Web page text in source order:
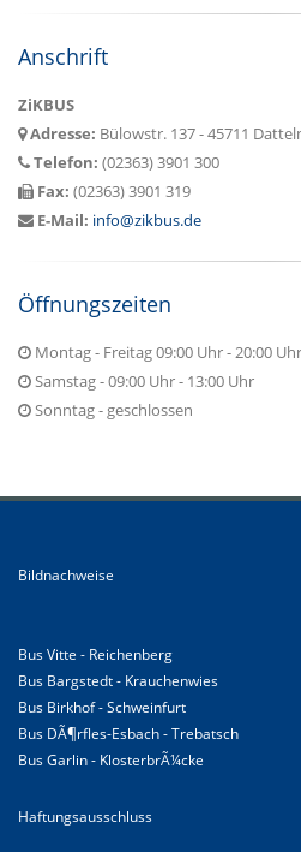
Anschrift
ZiKBUS
Adresse: Bülowstr. 137 - 45711
Telefon: (02363) 3901 300
Fax: (02363) 3901 319
E-Mail: info@zikbus.de
Öffnungszeiten
Montag - Freitag 09:00 Uhr - 20:00 Uhr
Samstag - 09:00 Uhr - 13:00 Uhr
Sonntag - geschlossen
Bildnachweise
Bus Vitte - Reichenberg
Bus Bargstedt - Krauchenwies
Bus Birkhof - Schweinfurt
Bus DÃ¶rfles-Esbach - Trebatsch
Bus Garlin - KlosterbrÃ¼cke
Haftungsausschluss